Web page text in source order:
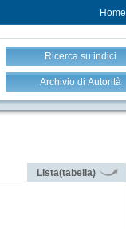
Home
Ricerca su indici
Archivio di Autorità
Lista(tabella)